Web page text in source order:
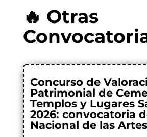
🔥 Otras
Concurso de
Patrimonial de
Templos y Lugares
2026: convocatoria
Nacional de las Artes